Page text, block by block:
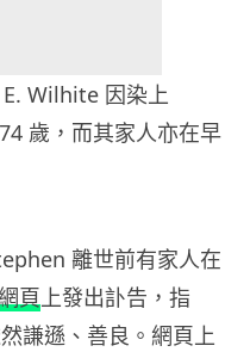
Wilhite 因染上
歲，而其家人亦在早
離世前有家人在
頁上發出訃告，指
謙遜、善良。網頁上